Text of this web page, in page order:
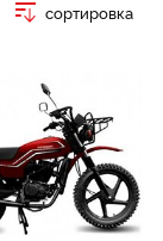
сортировка